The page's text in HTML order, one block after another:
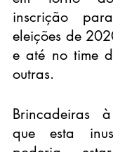
inscrição
eleições de
e até no time
outras.
Brincadeiras
que esta